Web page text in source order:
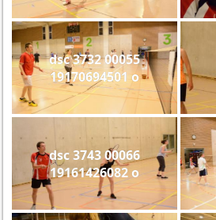
dsc 3732 00055
19170694501 o
dsc 3743 00066
19161426082 o